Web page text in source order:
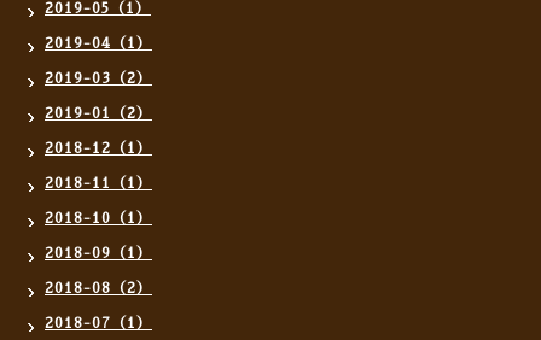
2019-05（1）
2019-04（1）
2019-03（2）
2019-01（2）
2018-12（1）
2018-11（1）
2018-10（1）
2018-09（1）
2018-08（2）
2018-07（1）